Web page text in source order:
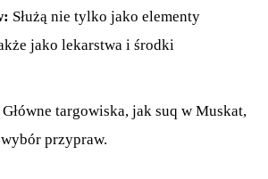
Służą nie tylko jako elementy
jako lekarstwa i środki
Główne targowiska, jak suq w Muskat,
przypraw.